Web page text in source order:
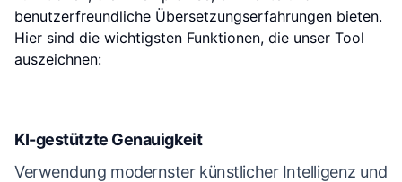
benutzerfreundliche Übersetzungserfahrungen bieten.
Hier sind die wichtigsten Funktionen, die unser Tool
auszeichnen:
KI-gestützte Genauigkeit
Verwendung modernster künstlicher Intelligenz und